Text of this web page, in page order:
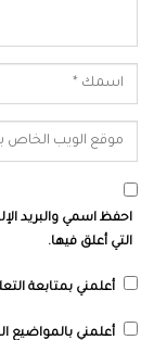
احفظ اسمي والبريد
التي أعلق فيها.
أعلمني بمتابعة
أعلمني بالمواضيع